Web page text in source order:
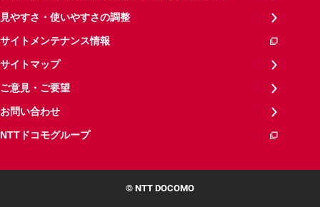
見やすさ・使いやすさの調整
サイトメンテナンス情報
サイトマップ
ご意見・ご要望
お問い合わせ
NTTドコモグループ
© NTT DOCOMO